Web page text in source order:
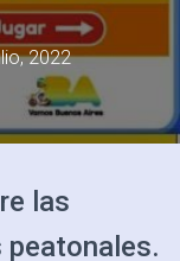
M
O
V
2022
las